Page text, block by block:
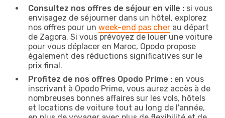
Consultez nos offres de séjour en ville : si vous
envisagez de séjourner dans un hôtel, explorez
nos offres pour un week-end pas cher au départ
de Zagora. Si vous prévoyez de louer une voiture
pour vous déplacer en Maroc, Opodo propose
également des réductions significatives sur le
prix final.
Profitez de nos offres Opodo Prime : en vous
inscrivant à Opodo Prime, vous aurez accès à de
nombreuses bonnes affaires sur les vols, hôtels
et locations de voiture tout au long de l'année,